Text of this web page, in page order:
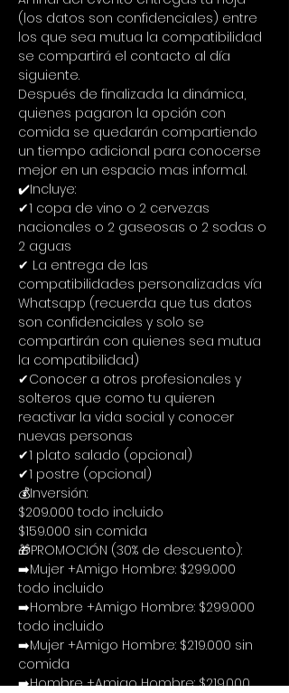
(los datos son confidenciales) entre
los que sea mutua la compatibilidad
se compartirá el contacto al día
siguiente.
Después de finalizada la dinámica,
quienes pagaron la opción con
comida se quedarán compartiendo
un tiempo adicional para conocerse
mejor en un espacio mas informal.
✔️Incluye:
✔1 copa de vino o 2 cervezas
nacionales o 2 gaseosas o 2 sodas o
2 aguas
✔ La entrega de las
compatibilidades personalizadas vía
Whatsapp (recuerda que tus datos
son confidenciales y solo se
compartirán con quienes sea mutua
la compatibilidad)
✔Conocer a otros profesionales y
solteros que como tu quieren
reactivar la vida social y conocer
nuevas personas
✔1 plato salado (opcional)
✔1 postre (opcional)
💰Inversión:
$209.000 todo incluido
$159.000 sin comida
🎁PROMOCIÓN (30% de descuento):
➡️Mujer +Amigo Hombre: $299.000
todo incluido
➡️Hombre +Amigo Hombre: $299.000
todo incluido
➡️Mujer +Amigo Hombre: $219.000 sin
comida
➡️Hombre +Amigo Hombre: $219.000